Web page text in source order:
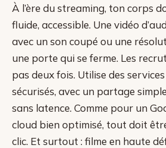
À l’ère du streaming, ton corps
fluide, accessible. Une vidéo
avec un son coupé ou une
une porte qui se ferme. Les
pas deux fois. Utilise des
sécurisés, avec un partage
sans latence. Comme pour un
cloud bien optimisé, tout doit
clic. Et surtout : filme en haute